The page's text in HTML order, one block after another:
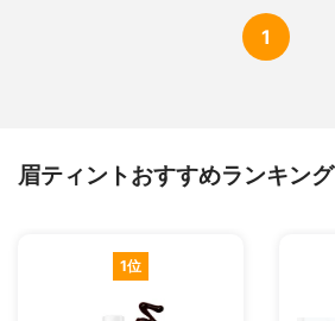
1
眉ティントおすすめランキング
1位